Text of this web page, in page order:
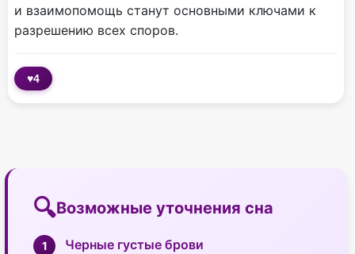
и взаимопомощь станут основными ключами к
разрешению всех споров.
♥4
Возможные уточнения сна
Черные густые брови